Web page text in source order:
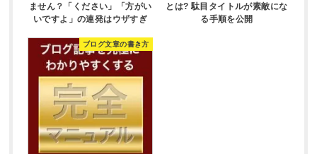
ません？「ください」「方がい
いですよ」の連発はウザすぎ
とは? 駄目タイトルが素敵にな
る手順を公開
ブログ文章の書き方